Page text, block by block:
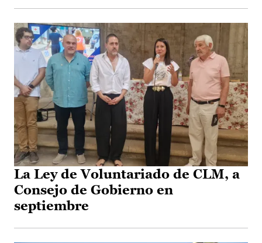
La Ley de Voluntariado de CLM, a
Consejo de Gobierno en
septiembre